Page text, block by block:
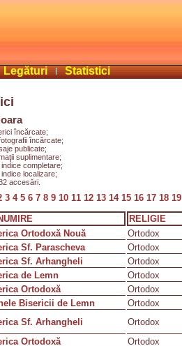
Legături Statistici
încărcate;
încărcate;
publicate;
suplimentare;
completare;
localizare;
accesări.
3 4 5 6 7 8 9 10 11 12 13 14 15 16 17 18 19
RELIGIE
Ortodoxă Nouă Ortodox
Sf. Parascheva Ortodox
Sf. Arhangheli Ortodox
de Lemn Ortodox
Ortodoxă Ortodox
Bisericii de Lemn Ortodox
Sf. Arhangheli Ortodox
Ortodoxă Ortodox